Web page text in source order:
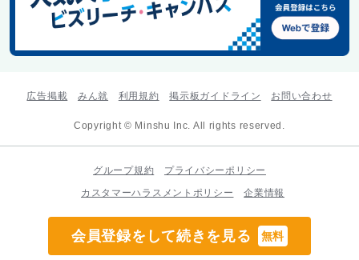
会員登録をして続きを見る 無料
広告掲載 みん就 利用規約 掲示板ガイドライン お問い合わせ
Copyright © Minshu Inc. All rights reserved.
グループ規約
プライバシーポリシー
カスタマーハラスメントポリシー
企業情報